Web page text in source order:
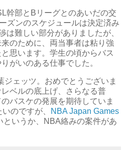
幹部とBリーグとのあいだの交
ズンのスケジュールは決定済み
は難しい部分がありましたが、
のために、両当事者は粘り強
思います。学生の頃からバス
がいのある仕事でした。
ジェッツ。おめでとうございま
ベルの底上げ、さらなる普
バスケの発展を期待していま
のですが、
NBA Japan Games
というか、NBA絡みの案件があ